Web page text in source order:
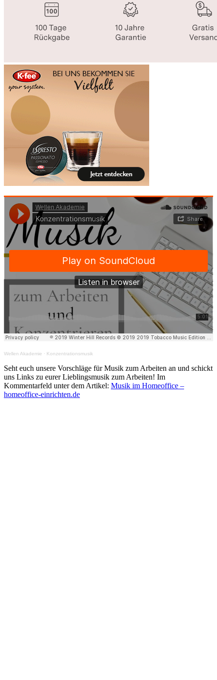
Wellen Akademie · Konzentrationsmusik
Seht euch unsere Vorschläge für Musik zum Arbeiten an und schickt
uns Links zu eurer Lieblingsmusik zum Arbeiten! Im
Kommentarfeld unter dem Artikel: Musik im Homeoffice –
homeoffice-einrichten.de